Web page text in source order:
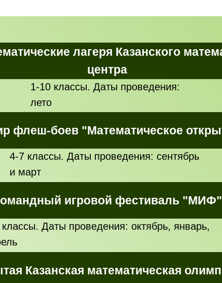
лагеря Казанского
центра
1-10 классы. Даты проведения:
лето
флеш-боев "Математическое
4-7 классы. Даты проведения: сентябрь
и март
игровой фестиваль "МИФ"
Даты проведения: октябрь, январь,
Казанская математическая